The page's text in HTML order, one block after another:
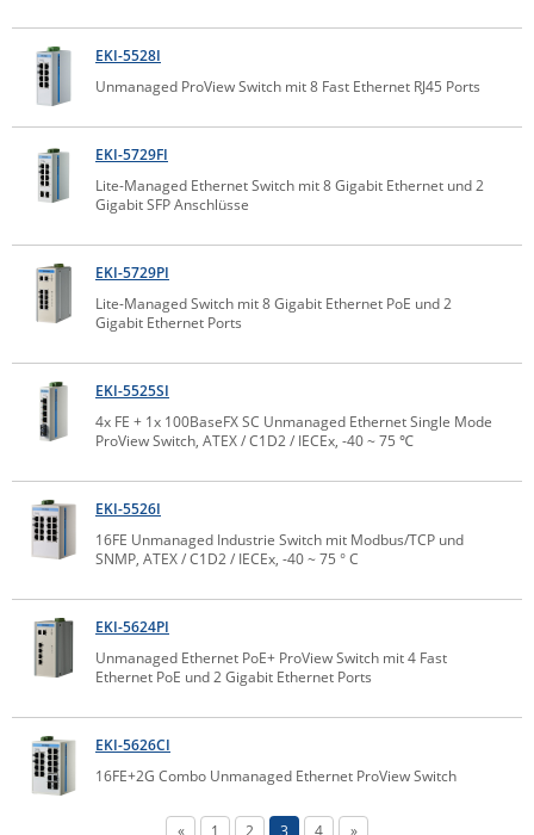
Tactical Software
TEKTELIC
Teltonika
Vision
WATTECO
Westermo
Yuasa
ZPE Systems
News zu unseren Herstellern
EKI-5528I
Unmanaged ProView Switch mit 8 Fast Ethernet RJ45 Ports
EKI-5729FI
Lite-Managed Ethernet Switch mit 8 Gigabit Ethernet und 2
Gigabit SFP Anschlüsse
EKI-5729PI
Lite-Managed Switch mit 8 Gigabit Ethernet PoE und 2
Gigabit Ethernet Ports
EKI-5525SI
4x FE + 1x 100BaseFX SC Unmanaged Ethernet Single Mode
ProView Switch, ATEX / C1D2 / IECEx, -40 ~ 75 ℃
EKI-5526I
16FE Unmanaged Industrie Switch mit Modbus/TCP und
SNMP, ATEX / C1D2 / IECEx, -40 ~ 75 ° C
EKI-5624PI
Unmanaged Ethernet PoE+ ProView Switch mit 4 Fast
Ethernet PoE und 2 Gigabit Ethernet Ports
EKI-5626CI
16FE+2G Combo Unmanaged Ethernet ProView Switch
« 1 2 3 4 »